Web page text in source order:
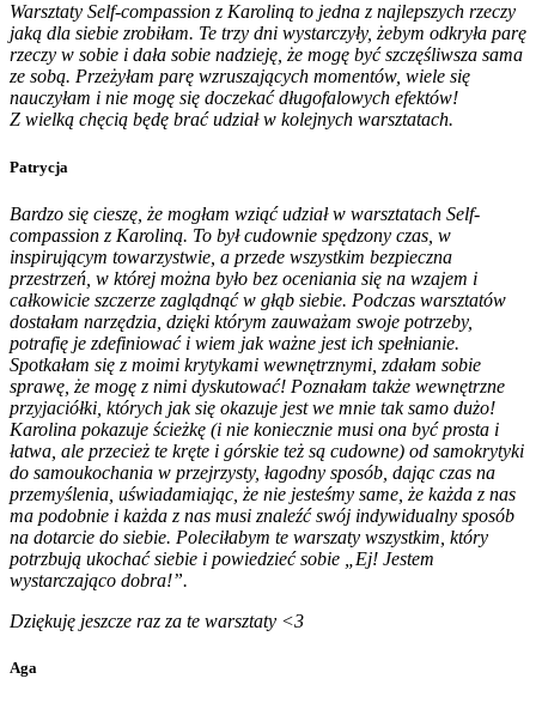
Warsztaty Self-compassion z Karoliną to jedna z najlepszych rzeczy
jaką dla siebie zrobiłam. Te trzy dni wystarczyły, żebym odkryła parę
rzeczy w sobie i dała sobie nadzieję, że mogę być szczęśliwsza sama
ze sobą. Przeżyłam parę wzruszających momentów, wiele się
nauczyłam i nie mogę się doczekać długofalowych efektów!
Z wielką chęcią będę brać udział w kolejnych warsztatach.
Patrycja
Bardzo się cieszę, że mogłam wziąć udział w warsztatach Self-
compassion z Karoliną. To był cudownie spędzony czas, w
inspirującym towarzystwie, a przede wszystkim bezpieczna
przestrzeń, w której można było bez oceniania się na wzajem i
całkowicie szczerze zaglądnąć w głąb siebie. Podczas warsztatów
dostałam narzędzia, dzięki którym zauważam swoje potrzeby,
potrafię je zdefiniować i wiem jak ważne jest ich spełnianie.
Spotkałam się z moimi krytykami wewnętrznymi, zdałam sobie
sprawę, że mogę z nimi dyskutować! Poznałam także wewnętrzne
przyjaciółki, których jak się okazuje jest we mnie tak samo dużo!
Karolina pokazuje ścieżkę (i nie koniecznie musi ona być prosta i
łatwa, ale przecież te kręte i górskie też są cudowne) od samokrytyki
do samoukochania w przejrzysty, łagodny sposób, dając czas na
przemyślenia, uświadamiając, że nie jesteśmy same, że każda z nas
ma podobnie i każda z nas musi znaleźć swój indywidualny sposób
na dotarcie do siebie. Poleciłabym te warszaty wszystkim, który
potrzbują ukochać siebie i powiedzieć sobie „Ej! Jestem
wystarczająco dobra!”.
Dziękuję jeszcze raz za te warsztaty <3
Aga